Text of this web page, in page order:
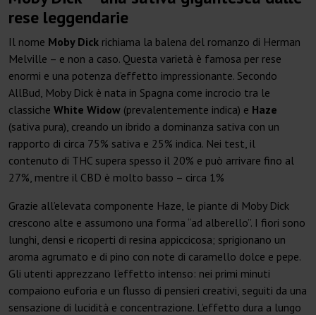
rese leggendarie
Il nome Moby Dick richiama la balena del romanzo di Herman
Melville – e non a caso. Questa varietà è famosa per rese
enormi e una potenza d’effetto impressionante. Secondo
AllBud, Moby Dick è nata in Spagna come incrocio tra le
classiche White Widow (prevalentemente indica) e Haze
(sativa pura), creando un ibrido a dominanza sativa con un
rapporto di circa 75% sativa e 25% indica. Nei test, il
contenuto di THC supera spesso il 20% e può arrivare fino al
27%, mentre il CBD è molto basso – circa 1%
Grazie all’elevata componente Haze, le piante di Moby Dick
crescono alte e assumono una forma “ad alberello”. I fiori sono
lunghi, densi e ricoperti di resina appiccicosa; sprigionano un
aroma agrumato e di pino con note di caramello dolce e pepe.
Gli utenti apprezzano l’effetto intenso: nei primi minuti
compaiono euforia e un flusso di pensieri creativi, seguiti da una
sensazione di lucidità e concentrazione. L’effetto dura a lungo